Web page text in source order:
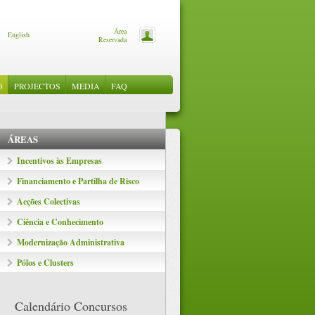
English
Área
Reservada
CLUSTERS
PROJECTOS
QREN
MEDIA
FAQ
ÁREAS
Incentivos às Empresas
Financiamento e Partilha de Risco
Acções Colectivas
Ciência e Conhecimento
Modernização Administrativa
Pólos e Clusters
Calendário Concursos